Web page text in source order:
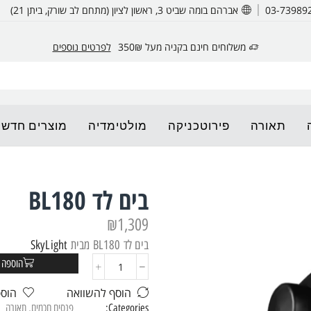
אברהם בומה שביט 3, ראשון לציון (מתחם לב שורק, ביתן 21)
משלוחים חינם בקניה מעל 350₪ לפרטים נוספים
תאורה פירוטכניקה מולטימדיה מוצרים
בים לד BL180
₪1,309
בים לד BL180 מבית SkyLight
הוסף להשוואה
Categories: פנסים חכמים, תאורה